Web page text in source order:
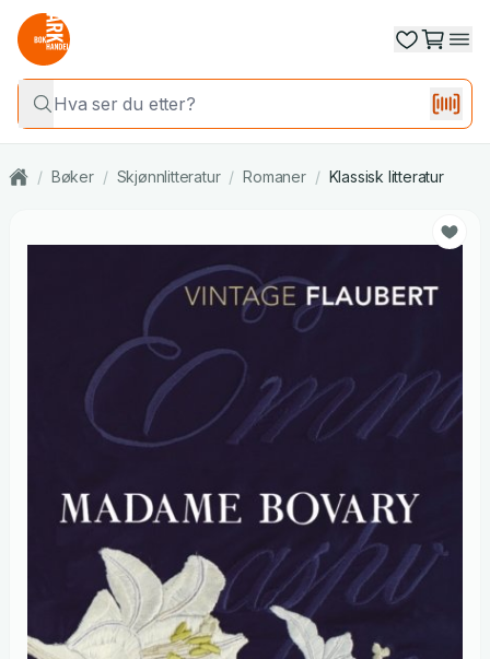
/ Bøker / Skjønnlitteratur / Romaner / Klassisk litteratur